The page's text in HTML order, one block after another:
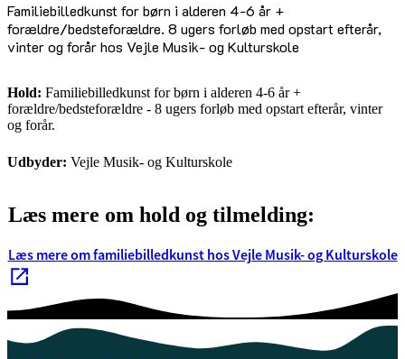
Familiebilledkunst for børn i alderen 4-6 år +
forældre/bedsteforældre. 8 ugers forløb med opstart efterår,
vinter og forår hos Vejle Musik- og Kulturskole
Hold: Familiebilledkunst for børn i alderen 4-6 år +
forældre/bedsteforældre - 8 ugers forløb med opstart efterår, vinter
og forår.
Udbyder: Vejle Musik- og Kulturskole
Læs mere om hold og tilmelding:
Læs mere om familiebilledkunst hos Vejle Musik- og Kulturskole